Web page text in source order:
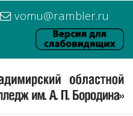
vomu@rambler.ru